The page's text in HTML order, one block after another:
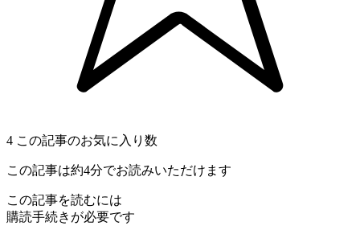
4 この記事のお気に入り数
この記事は約4分でお読みいただけます
この記事を読むには
購読手続きが必要です